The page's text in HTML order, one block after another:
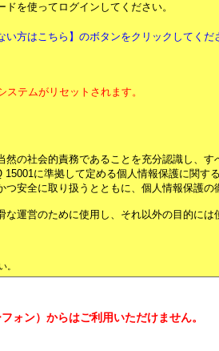
を使ってログインしてください。
方はこちら】のボタンをクリックしてくだ
テムがリセットされます。
の社会的責務であることを充分認識し、す
に準拠して定める個人情報保護に関す
安全に取り扱うとともに、個人情報保護の
運営のために使用し、それ以外の目的には
。
ォン）からはご利用いただけません。